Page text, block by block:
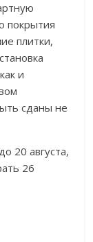
покрытия
плитки,
и
сданы не
20 августа,
26